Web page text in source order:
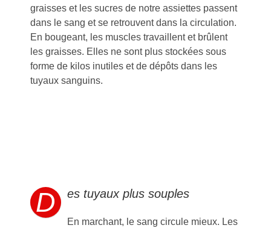
graisses et les sucres de notre assiettes passent
dans le sang et se retrouvent dans la circulation.
En bougeant, les muscles travaillent et brûlent
les graisses. Elles ne sont plus stockées sous
forme de kilos inutiles et de dépôts dans les
tuyaux sanguins.
D es tuyaux plus souples
En marchant, le sang circule mieux. Les